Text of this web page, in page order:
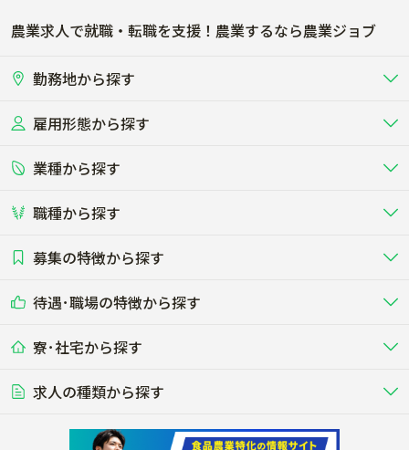
農業求人で就職・転職を支援！農業するなら農業ジョブ
勤務地から探す
北海道
関東
東海
雇用形態から探す
正社員 バイト・アルバイト・パート
短期アルバイト
その他（独立・副業など）
業種から探す
畜産（酪農･肉牛･養豚･養鶏など）
酪農
する牧場
養豚
る養豚場
レースで活躍する馬の手入れや子馬
その他畜産
その他動物の畜産業（羊、ウズラな
畑・圃場で野菜・穀物を生産 ビニールハウスで多様な野菜の生産
稲作
農業資材･肥料
農場設備・肥料・飼料の生産・流
その他業種
漁業･養殖
職種から探す
農場･牧場･現場職
専門職（獣医師･人工授精師･
研究･開発 WEB･IT
募集の特徴から探す
未経験歓迎
学歴不問
50代採用実績あり
待遇･職場の特徴から探す
社会保険完備
食事補助あり
寮･社宅から探す
単身寮あり
寮･社宅相談可
求人の種類から探す
転職おまかせ求人